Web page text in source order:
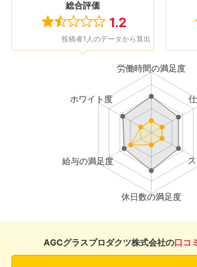
総合評価
1.2
投稿者1人のデータから算出
AGCグラスプロダクツ株式会社の口コ